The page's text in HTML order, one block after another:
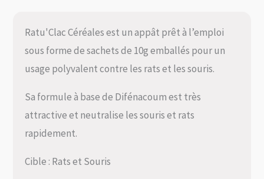
Ratu'Clac Céréales est un appât prêt à l’emploi
sous forme de sachets de 10g emballés pour un
usage polyvalent contre les rats et les souris.
Sa formule à base de Difénacoum est très
attractive et neutralise les souris et rats
rapidement.
Cible : Rats et Souris